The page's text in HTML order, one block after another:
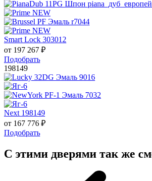
Smart Lock 303012
от 197 267 ₽
Подобрать
198149
Next 198149
от 167 776 ₽
Подобрать
С этими дверями так же